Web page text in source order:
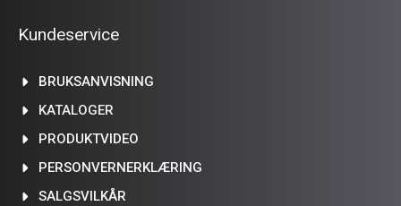
Kundeservice
BRUKSANVISNING
KATALOGER
PRODUKTVIDEO
PERSONVERNERKLÆRING
SALGSVILKÅR